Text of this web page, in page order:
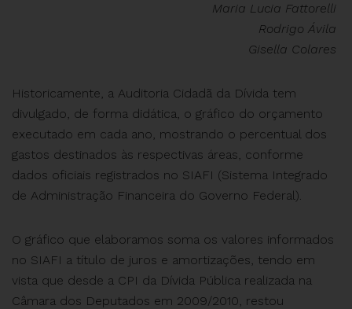
Maria Lucia Fattorelli
Rodrigo Ávila
Gisella Colares
Historicamente, a Auditoria Cidadã da Dívida tem
divulgado, de forma didática, o gráfico do orçamento
executado em cada ano, mostrando o percentual dos
gastos destinados às respectivas áreas, conforme
dados oficiais registrados no SIAFI (Sistema Integrado
de Administração Financeira do Governo Federal).
O gráfico que elaboramos soma os valores informados
no SIAFI a título de juros e amortizações, tendo em
vista que desde a CPI da Dívida Pública realizada na
Câmara dos Deputados em 2009/2010, restou